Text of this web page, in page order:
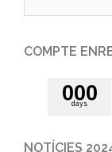
COMPTE
days
000
NOTÍCIES